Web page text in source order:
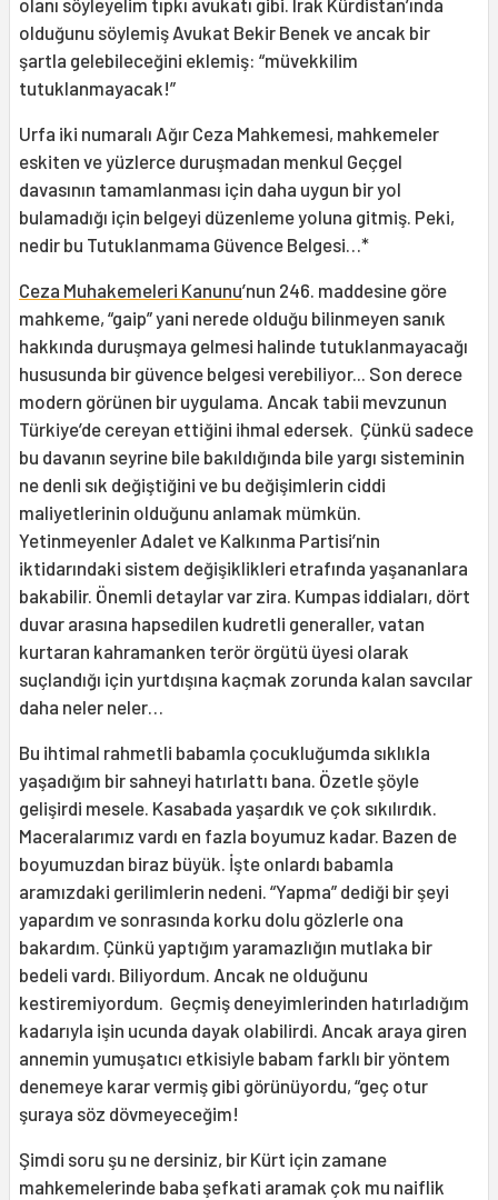
olanı söyleyelim tıpkı avukatı gibi. Irak Kürdistan’ında
olduğunu söylemiş Avukat Bekir Benek ve ancak bir
şartla gelebileceğini eklemiş: “müvekkilim
tutuklanmayacak!”
Urfa iki numaralı Ağır Ceza Mahkemesi, mahkemeler
eskiten ve yüzlerce duruşmadan menkul Geçgel
davasının tamamlanması için daha uygun bir yol
bulamadığı için belgeyi düzenleme yoluna gitmiş. Peki,
nedir bu Tutuklanmama Güvence Belgesi…*
Ceza Muhakemeleri Kanunu’nun 246. maddesine göre
mahkeme, “gaip” yani nerede olduğu bilinmeyen sanık
hakkında duruşmaya gelmesi halinde tutuklanmayacağı
hususunda bir güvence belgesi verebiliyor... Son derece
modern görünen bir uygulama. Ancak tabii mevzunun
Türkiye’de cereyan ettiğini ihmal edersek. Çünkü sadece
bu davanın seyrine bile bakıldığında bile yargı sisteminin
ne denli sık değiştiğini ve bu değişimlerin ciddi
maliyetlerinin olduğunu anlamak mümkün.
Yetinmeyenler Adalet ve Kalkınma Partisi’nin
iktidarındaki sistem değişiklikleri etrafında yaşananlara
bakabilir. Önemli detaylar var zira. Kumpas iddiaları, dört
duvar arasına hapsedilen kudretli generaller, vatan
kurtaran kahramanken terör örgütü üyesi olarak
suçlandığı için yurtdışına kaçmak zorunda kalan savcılar
daha neler neler…
Bu ihtimal rahmetli babamla çocukluğumda sıklıkla
yaşadığım bir sahneyi hatırlattı bana. Özetle şöyle
gelişirdi mesele. Kasabada yaşardık ve çok sıkılırdık.
Maceralarımız vardı en fazla boyumuz kadar. Bazen de
boyumuzdan biraz büyük. İşte onlardı babamla
aramızdaki gerilimlerin nedeni. “Yapma” dediği bir şeyi
yapardım ve sonrasında korku dolu gözlerle ona
bakardım. Çünkü yaptığım yaramazlığın mutlaka bir
bedeli vardı. Biliyordum. Ancak ne olduğunu
kestiremiyordum. Geçmiş deneyimlerinden hatırladığım
kadarıyla işin ucunda dayak olabilirdi. Ancak araya giren
annemin yumuşatıcı etkisiyle babam farklı bir yöntem
denemeye karar vermiş gibi görünüyordu, “geç otur
şuraya söz dövmeyeceğim!
Şimdi soru şu ne dersiniz, bir Kürt için zamane
mahkemelerinde baba şefkati aramak çok mu naiflik